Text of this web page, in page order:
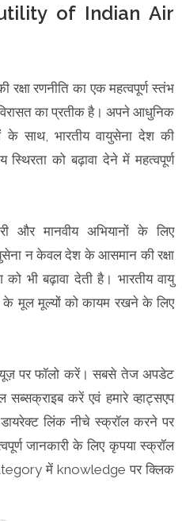
of Indian Air
रक्षा रणनीति का एक महत्वपूर्ण स्तंभ
विरासत का प्रतीक है। अपने आधुनिक
साथ, भारतीय वायुसेना देश की
स्थिरता को बढ़ावा देने में महत्वपूर्ण
और मानवीय अभियानों के लिए
न केवल देश के आसमान की रक्षा
को भी बढ़ावा देती है। भारतीय वायु
के मूल मूल्यों को कायम रखने के लिए
पर फॉलो करें। सबसे तेज अपडेट
करें एवं हमारे व्हाट्सएप
लिंक नीचे स्क्रॉल करने पर
जानकारी के लिए कृपया स्क्रॉल
में knowledge पर क्लिक